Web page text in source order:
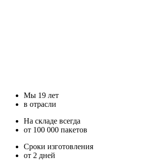
Мы 19 лет
в отрасли
На складе всегда
от 100 000 пакетов
Сроки изготовления
от 2 дней